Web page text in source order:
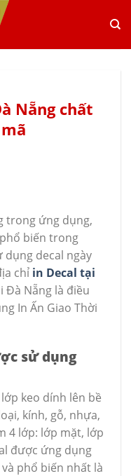
Nẵng chất
trong ứng dụng,
biến trong
dụng decal ngày
chỉ in Decal tại
Đà Nẵng là điều
In Ấn Giao Thời
sử dụng
keo dính lên bề
kính, gỗ, nhựa,
4 lớp: lớp mặt, lớp
được ứng dụng
phổ biến nhất là